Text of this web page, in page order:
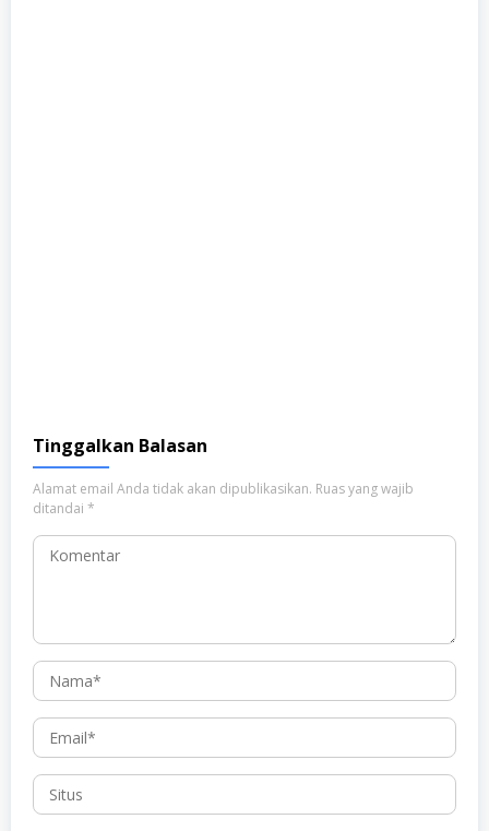
Tinggalkan Balasan
Alamat email Anda tidak akan dipublikasikan. Ruas yang wajib
ditandai *